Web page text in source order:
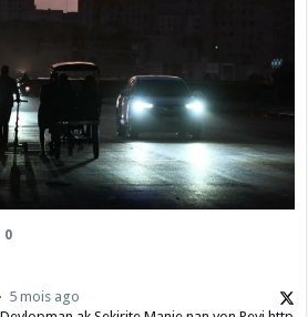
0
5 mois ago